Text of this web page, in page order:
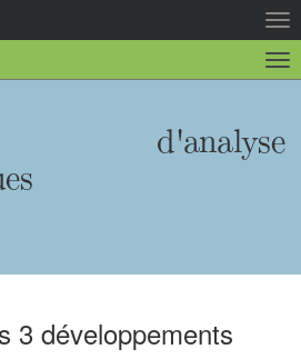
la
la
d'analyse
3 développements